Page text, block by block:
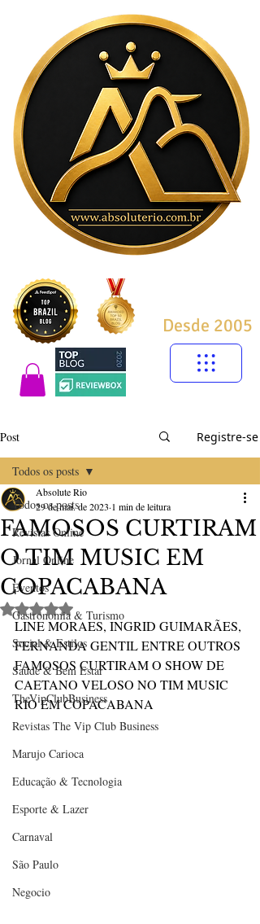
Desde 2005
Post Registre-se
Todos os posts
Revistas Online
Jornal Online
Eventos
Gastronomia & Turismo
Social & Estilos
Saúde & Bem Estar
TheVipClubBusiness
Revistas The Vip Club Business
Marujo Carioca
Educação & Tecnologia
Esporte & Lazer
Carnaval
São Paulo
Negocio
Todos os posts
FAMOSOS CURTIRAM
O TIM MUSIC EM
COPACABANA
Absolute Rio
29 de mai. de 2023 1 min de leitura
Avaliado com NaN de 5 estrelas.
LINE MORAES, INGRID GUIMARÃES,
FERNANDA GENTIL ENTRE OUTROS
FAMOSOS CURTIRAM O SHOW DE
CAETANO VELOSO NO TIM MUSIC
RIO EM COPACABANA